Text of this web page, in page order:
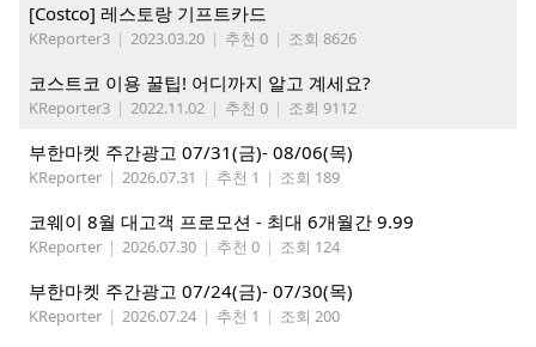
[Costco] 레스토랑 기프트카드
KReporter3 | 2023.03.20 | 추천 0 | 조회 8626
코스트코 이용 꿀팁! 어디까지 알고 계세요?
KReporter3 | 2022.11.02 | 추천 0 | 조회 9112
부한마켓 주간광고 07/31(금)- 08/06(목)
KReporter | 2026.07.31 | 추천 1 | 조회 189
코웨이 8월 대고객 프로모션 - 최대 6개월간 9.99
KReporter | 2026.07.30 | 추천 0 | 조회 124
부한마켓 주간광고 07/24(금)- 07/30(목)
KReporter | 2026.07.24 | 추천 1 | 조회 200